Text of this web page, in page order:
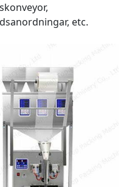
etc.